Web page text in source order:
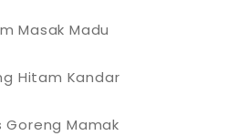
Masak Madu
Hitam Kandar
Goreng Mamak